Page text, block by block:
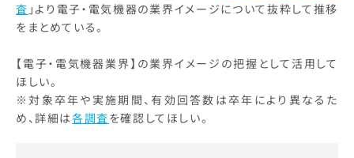
査 」より電子・電気機器の業界イメージについて抜粋して推移
をまとめている。
【電子・電気機器業界】の業界イメージの把握として活用して
ほしい。
※対象卒年や実施期間、有効回答数は卒年により異なるた
め、詳細は各調査を確認してほしい。